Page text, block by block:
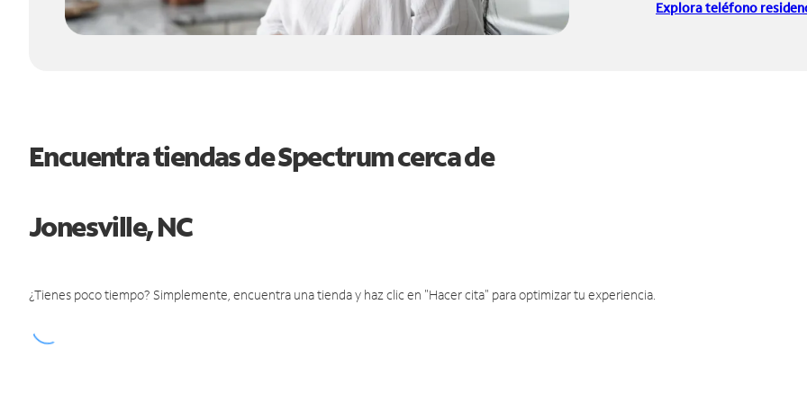
Explora teléfono
Encuentra tiendas de Spectrum cerca de
Jonesville, NC
¿Tienes poco tiempo? Simplemente, encuentra una tienda y haz clic en "Hacer cita" para optimizar tu experiencia.